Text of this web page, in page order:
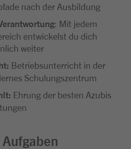
nach der Ausbildung
: Mit jedem
entwickelst du dich
weiter
Betriebsunterricht in der
Schulungszentrum
Ehrung der besten Azubis